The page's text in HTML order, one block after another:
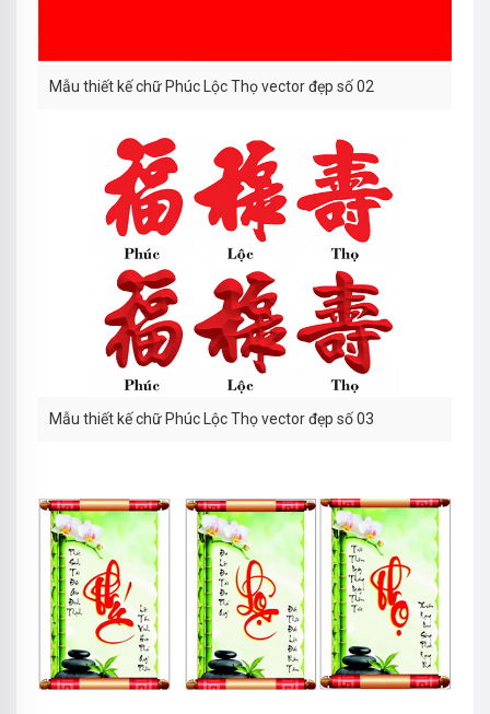
Mẫu thiết kế chữ Phúc Lộc Thọ vector đẹp số 02
Mẫu thiết kế chữ Phúc Lộc Thọ vector đẹp số 03